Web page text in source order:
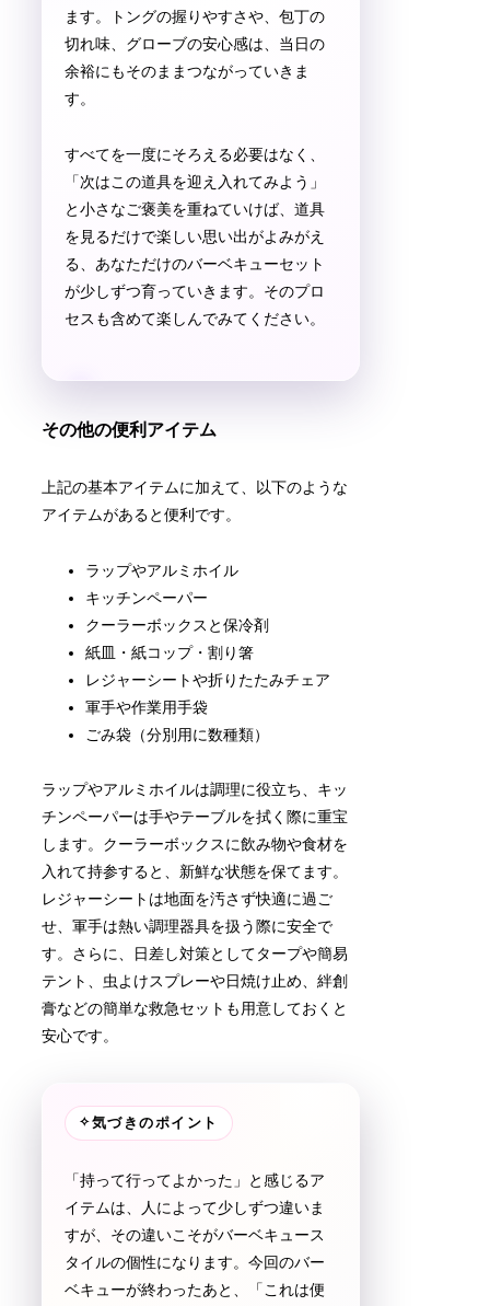
ます。トングの握りやすさや、包丁の
切れ味、グローブの安心感は、当日の
余裕にもそのままつながっていきま
す。
すべてを一度にそろえる必要はなく、
「次はこの道具を迎え入れてみよう」
と小さなご褒美を重ねていけば、道具
を見るだけで楽しい思い出がよみがえ
る、あなただけのバーベキューセット
が少しずつ育っていきます。そのプロ
セスも含めて楽しんでみてください。
その他の便利アイテム
上記の基本アイテムに加えて、以下のような
アイテムがあると便利です。
ラップやアルミホイル
キッチンペーパー
クーラーボックスと保冷剤
紙皿・紙コップ・割り箸
レジャーシートや折りたたみチェア
軍手や作業用手袋
ごみ袋（分別用に数種類）
ラップやアルミホイルは調理に役立ち、キッ
チンペーパーは手やテーブルを拭く際に重宝
します。クーラーボックスに飲み物や食材を
入れて持参すると、新鮮な状態を保てます。
レジャーシートは地面を汚さず快適に過ご
せ、軍手は熱い調理器具を扱う際に安全で
す。さらに、日差し対策としてタープや簡易
テント、虫よけスプレーや日焼け止め、絆創
膏などの簡単な救急セットも用意しておくと
安心です。
✧気づきのポイント
「持って行ってよかった」と感じるア
イテムは、人によって少しずつ違いま
すが、その違いこそがバーベキュース
タイルの個性になります。今回のバー
ベキューが終わったあと、「これは便